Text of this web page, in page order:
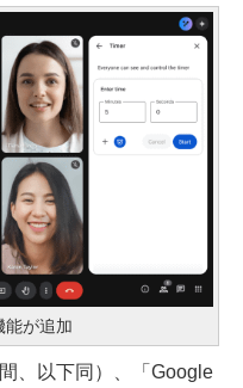
能が追加
、以下同）、「Google